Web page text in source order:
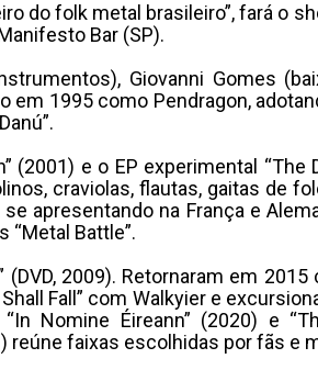
do folk metal brasileiro”, fará o
Bar (SP).
Giovanni Gomes
em 1995 como Pendragon,
(2001) e o EP experimental
craviolas, flautas, gaitas de
apresentando na França e
“Metal Battle”.
2009). Retornaram em 2015
Fall” com Walkyier e
Nomine Éireann” (2020) e
faixas escolhidas por fãs e